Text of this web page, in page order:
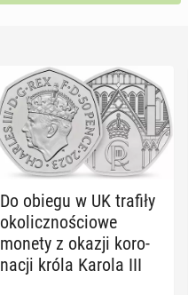
Do obiegu w UK trafiły
oko­licz­no­ścio­we
monety z okazji ko­ro­
na­cji króla Karola III